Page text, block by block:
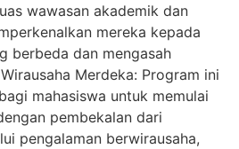
wawasan akademik dan
mereka kepada
berbeda dan mengasah
Merdeka: Program ini
mahasiswa untuk memulai
pembekalan dari
pengalaman berwirausaha,